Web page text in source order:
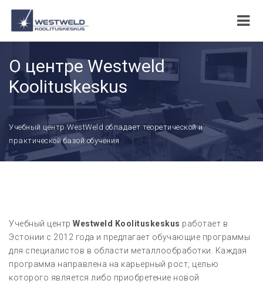
О центре Westweld
Koolituskeskus
Учебный центр WestWeld обладает теоретической и
практической базой обучения
Учебный центр Westweld Koolituskeskus работает в
Эстонии с 2012 года и предлагает обучающие программы
для специалистов в области металлообработки. Каждая
программа направлена на карьерный рост, целью
которого является либо приобретение новой